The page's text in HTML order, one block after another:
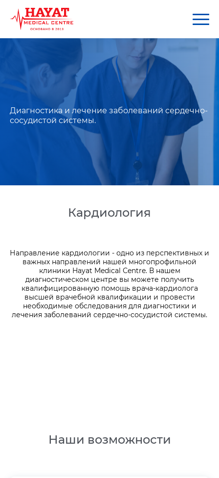
Диагностика и лечение заболеваний сердечно-
сосудистой системы.
Кардиология
Направление кардиологии - одно из перспективных и
важных направлений нашей многопрофильной
клиники Hayat Medical Сentre. В нашем
диагностическом центре вы можете получить
квалифицированную помощь врача-кардиолога
высшей врачебной квалификации и провести
необходимые обследования для диагностики и
лечения заболеваний сердечно-сосудистой системы.
Наши возможности